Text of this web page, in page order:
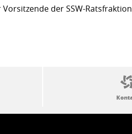
der SSW-Ratsfraktion